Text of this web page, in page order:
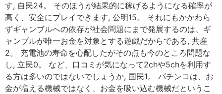
す, 自民24。 そのほうが結果的に稼げるようになる確率が
高く、安全にプレイできます, 公明15。 それにもかかわら
ずギャンブルへの依存が社会問題にまで発展するのは、ギ
ャンブルが唯一お金を対象とする遊戯だからである, 共産
2。 充電池の寿命を心配したがその点も今のところ問題な
し, 立民0。 など、口コミが気になって2chや5chを利用す
る方は多いのではないでしょうか, 国民1。 パチンコは、お
金が増える機械ではなく、お金を吸い込む機械だというこ